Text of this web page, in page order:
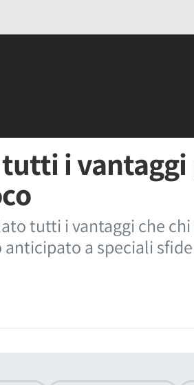
tutti i
tutti i vantaggi che chi
anticipato a speciali